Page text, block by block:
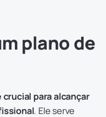
plano de
crucial para alcançar
. Ele serve